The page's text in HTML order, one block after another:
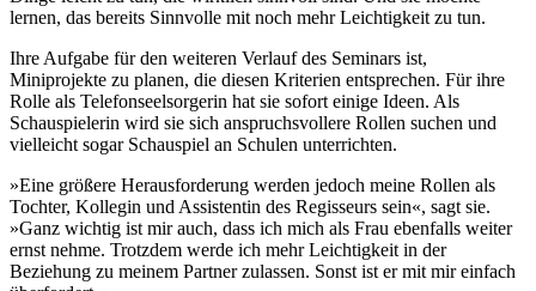
lernen, das bereits Sinnvolle mit noch mehr Leichtigkeit zu tun.
Ihre Aufgabe für den weiteren Verlauf des Seminars ist,
Miniprojekte zu planen, die diesen Kriterien entsprechen. Für ihre
Rolle als Telefonseelsorgerin hat sie sofort einige Ideen. Als
Schauspielerin wird sie sich anspruchsvollere Rollen suchen und
vielleicht sogar Schauspiel an Schulen unterrichten.
»Eine größere Herausforderung werden jedoch meine Rollen als
Tochter, Kollegin und Assistentin des Regisseurs sein«, sagt sie.
»Ganz wichtig ist mir auch, dass ich mich als Frau ebenfalls weiter
ernst nehme. Trotzdem werde ich mehr Leichtigkeit in der
Beziehung zu meinem Partner zulassen. Sonst ist er mit mir einfach